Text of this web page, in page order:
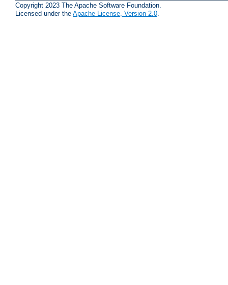
Copyright 2023 The Apache Software Foundation.
Licensed under the Apache License, Version 2.0.